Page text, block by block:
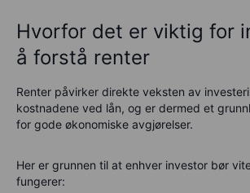
Hvorfor det er viktig for
å forstå renter
Renter påvirker direkte veksten av
kostnadene ved lån, og er dermed et
for gode økonomiske avgjørelser.
Her er grunnen til at enhver investor bør
fungerer: